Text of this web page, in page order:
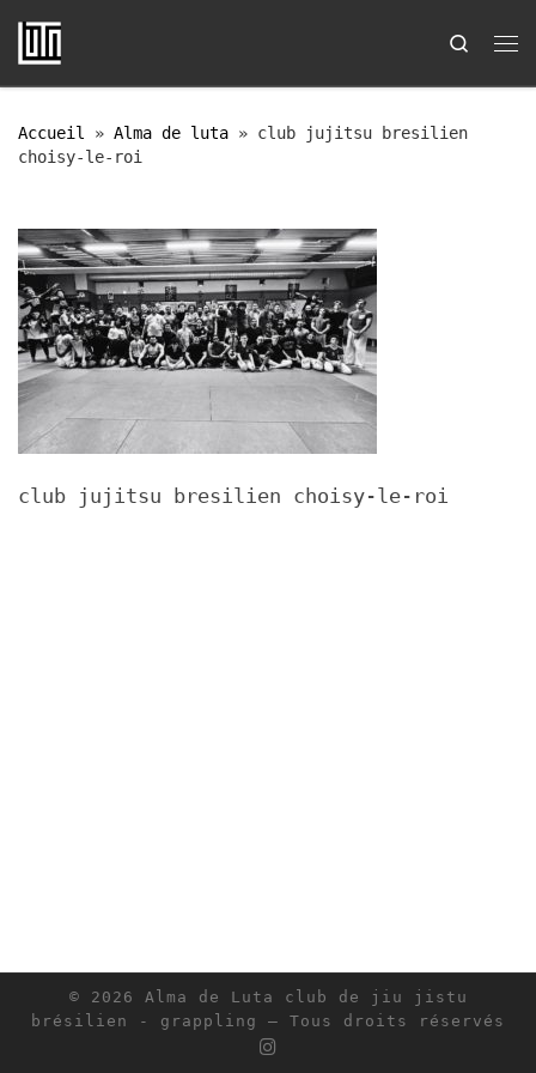
Passer au contenu
Search
Accueil » Alma de luta » club jujitsu bresilien
choisy-le-roi
club jujitsu bresilien choisy-le-roi
© 2026 Alma de Luta club de jiu jistu
brésilien - grappling
– Tous droits réservés